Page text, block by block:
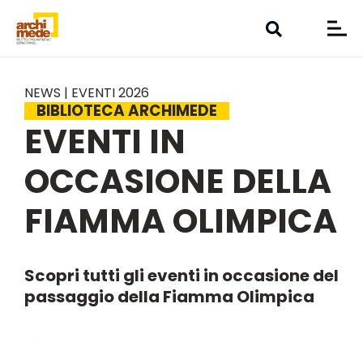
NEWS | EVENTI 2026
BIBLIOTECA ARCHIMEDE
EVENTI IN
OCCASIONE DELLA
FIAMMA OLIMPICA
Scopri tutti gli eventi in occasione del
passaggio della Fiamma Olimpica